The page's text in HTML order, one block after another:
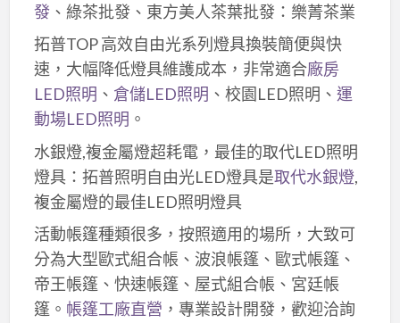
發、綠茶批發、東方美人茶葉批發：樂菁茶業
拓普TOP 高效自由光系列燈具換裝簡便與快
速，大幅降低燈具維護成本，非常適合廠房
LED照明 、 倉儲LED照明 、校園LED照明、 運
動場LED照明 。
水銀燈,複金屬燈超耗電，最佳的取代LED照明
燈具：拓普照明自由光LED燈具是取代水銀燈,
複金屬燈的最佳LED照明燈具
活動帳篷種類很多，按照適用的場所，大致可
分為大型歐式組合帳、波浪帳篷、歐式帳篷、
帝王帳篷、快速帳篷、屋式組合帳、宮廷帳
篷。 帳篷工廠直營 ，專業設計開發，歡迎洽詢